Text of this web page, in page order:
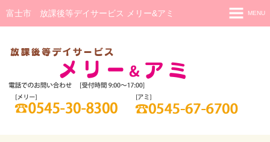
富士市 放課後等デイサービス メリー&アミ MENU
メリー 活動の様子
アミ(重症心身障害児)
アミ 活動の様子